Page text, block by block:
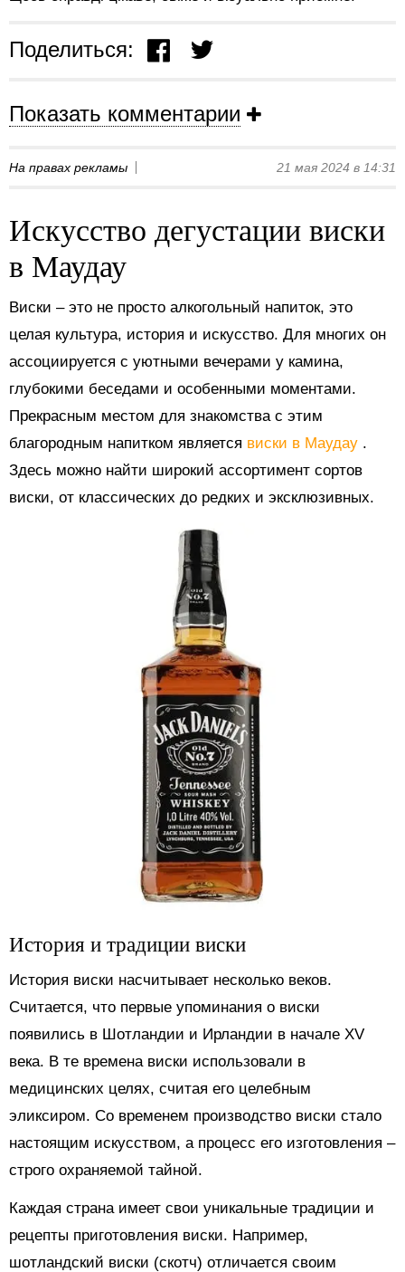
Поделиться:
Показать комментарии
На правах рекламы 21 мая 2024 в 14:31
Искусство дегустации виски
в Маудау
Виски – это не просто алкогольный напиток, это
целая культура, история и искусство. Для многих он
ассоциируется с уютными вечерами у камина,
глубокими беседами и особенными моментами.
Прекрасным местом для знакомства с этим
благородным напитком является виски в Маудау .
Здесь можно найти широкий ассортимент сортов
виски, от классических до редких и эксклюзивных.
История и традиции виски
История виски насчитывает несколько веков.
Считается, что первые упоминания о виски
появились в Шотландии и Ирландии в начале XV
века. В те времена виски использовали в
медицинских целях, считая его целебным
эликсиром. Со временем производство виски стало
настоящим искусством, а процесс его изготовления –
строго охраняемой тайной.
Каждая страна имеет свои уникальные традиции и
рецепты приготовления виски. Например,
шотландский виски (скотч) отличается своим